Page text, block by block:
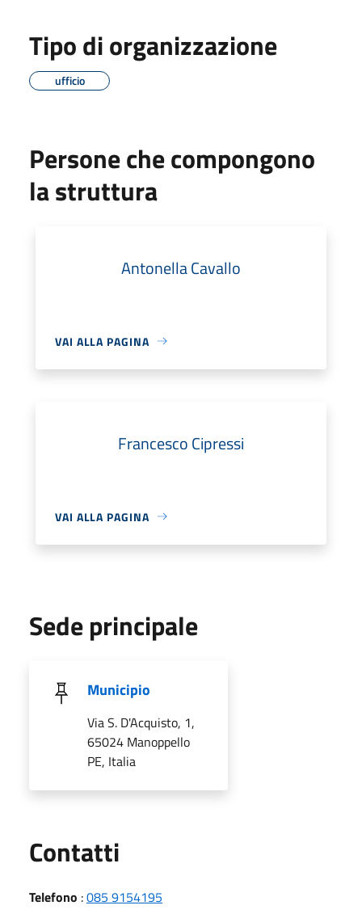
Tipo di organizzazione
ufficio
Persone che compongono
la struttura
Antonella Cavallo
VAI ALLA PAGINA
Francesco Cipressi
VAI ALLA PAGINA
Sede principale
Municipio
Via S. D'Acquisto, 1,
65024 Manoppello
PE, Italia
Contatti
Telefono :085 9154195